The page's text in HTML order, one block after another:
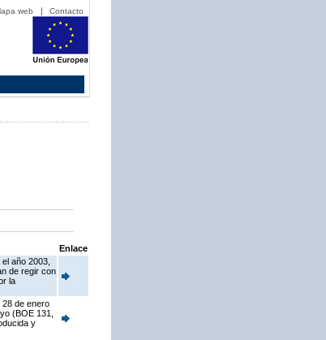
web Contacto
Enlace
año 2003,
de regir con
la
28 de enero
(BOE 131,
y